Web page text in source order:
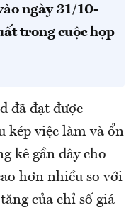
ngày 31/10-
trong cuộc họp
đã đạt được
kép việc làm và ổn
kê gần đây cho
hơn nhiều so với
của chỉ số giá